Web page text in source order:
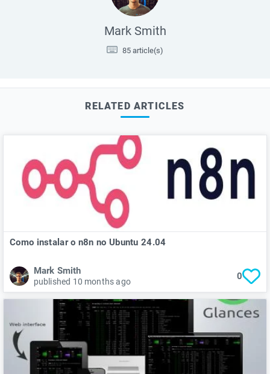
Mark Smith
85 article(s)
RELATED ARTICLES
Como instalar o n8n no Ubuntu 24.04
Mark Smith
published 10 months ago
0